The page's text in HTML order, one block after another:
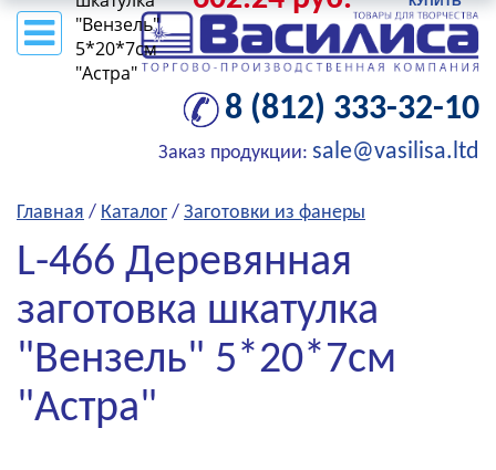
8 (812) 333-32-10
Заказ продукции: sale@vasilisa.ltd
Главная / Каталог / Заготовки из фанеры
L-466 Деревянная
заготовка шкатулка
"Вензель" 5*20*7см
"Астра"
"Вензель"
5*20*7см
"Астра"